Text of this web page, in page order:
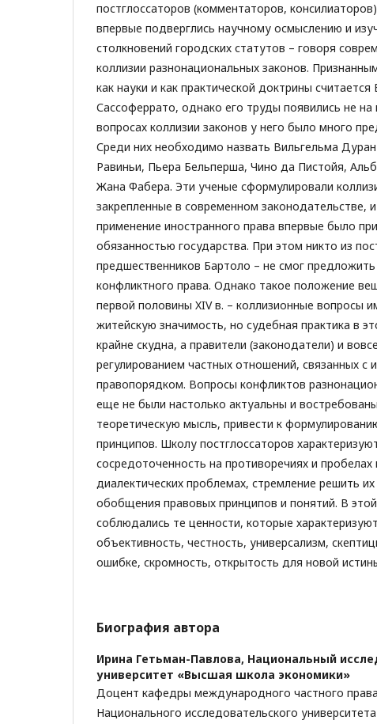
постглоссаторов (комментаторов,
впервые подверглись научному осмыслению и
столкновений городских статутов – говоря
коллизии разнонациональных законов.
как науки и как практической доктрины
Сассоферрато, однако его труды появились не на
вопросах коллизии законов у него было много
Среди них необходимо назвать Вильгельма
Равиньи, Пьера Бельперша, Чино да Пистойя,
Жана Фабера. Эти ученые сформулировали
закрепленные в современном законодательстве,
применение иностранного права впервые было
обязанностью государства. При этом никто из
предшественников Бартоло – не смог
конфликтного права. Однако такое положение
первой половины XIV в. – коллизионные вопросы
житейскую значимость, но судебная практика в
крайне скудна, а правители (законодатели) и
регулированием частных отношений, связанных с
правопорядком. Вопросы конфликтов
еще не были настолько актуальны и
теоретическую мысль, привести к
принципов. Школу постглоссаторов
сосредоточенность на противоречиях и пробелах
диалектических проблемах, стремление решить
обобщения правовых принципов и понятий. В
соблюдались те ценности, которые
объективность, честность, универсализм,
ошибке, скромность, открытость для новой
Биография автора
Ирина Гетьман-Павлова, Национальный
университет «Высшая школа экономики»
Доцент кафедры международного частного
Национального исследовательского